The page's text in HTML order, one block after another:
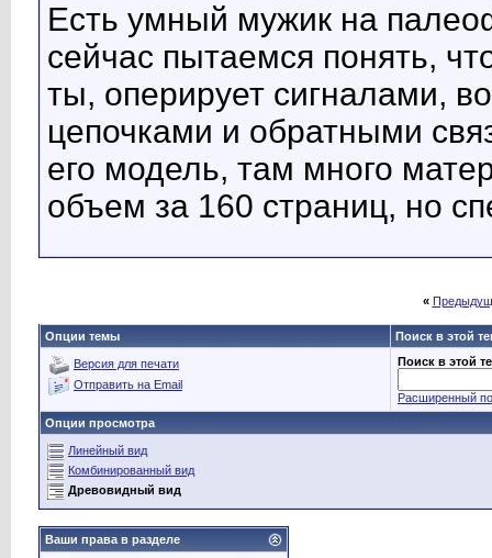
Есть умный мужик на
сейчас пытаемся понять,
ты, оперирует сигналами,
цепочками и обратными
его модель, там много
объем за 160 страниц, но
«
Опции темы Поиск в этой
Версия для печати
Отправить на Email
Поиск в этой
Расширенный
Опции просмотра
Линейный вид
Комбинированный вид
Древовидный вид
Ваши права в разделе